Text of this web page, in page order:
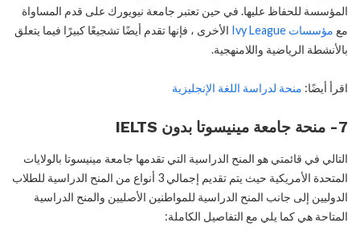
المؤسسة للحفاظ عليها. في حين تعتبر جامعة نيويورك على قدم المساواة
مع مؤسسات Ivy League
الأخرى ، فإنها تقدم أيضًا تشجيعًا كبيرًا فيما يتعلق
بالأنشطة الرياضية واللامنهجية.
اقرأ أيضًا: منحة لدراسة اللغة الإنجليزية
7- منحة جامعة مينيسوتا بدون IELTS
التالي في قائمتي هو المنح الدراسية التي تقدمها جامعة مينيسوتا بالولايات
المتحدة الأمريكية حيث يتم تقديم إجمالي 3 أنواع من المنح الدراسية للطلاب
الدوليين إلى جانب المنح الدراسية للمواطنين الأصليين والمنح الدراسية
المتاحة هي كما يلي مع التفاصيل الكاملة: